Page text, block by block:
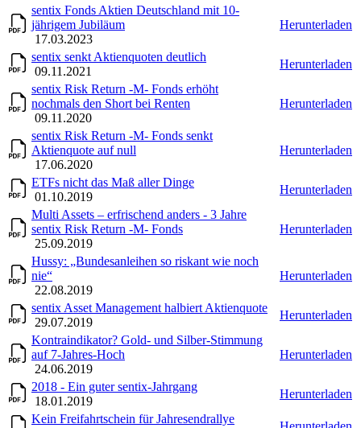
sentix Fonds Aktien Deutschland mit 10-
jährigem Jubiläum
17.03.2023
Herunterladen
sentix senkt Aktienquoten deutlich
09.11.2021
Herunterladen
sentix Risk Return -M- Fonds erhöht
nochmals den Short bei Renten
09.11.2020
Herunterladen
sentix Risk Return -M- Fonds senkt
Aktienquote auf null
17.06.2020
Herunterladen
ETFs nicht das Maß aller Dinge
01.10.2019
Herunterladen
Multi Assets – erfrischend anders - 3 Jahre
sentix Risk Return -M- Fonds
25.09.2019
Herunterladen
Hussy: „Bundesanleihen so riskant wie noch
nie“
22.08.2019
Herunterladen
sentix Asset Management halbiert Aktienquote
29.07.2019
Herunterladen
Kontraindikator? Gold- und Silber-Stimmung
auf 7-Jahres-Hoch
24.06.2019
Herunterladen
2018 - Ein guter sentix-Jahrgang
18.01.2019
Herunterladen
Kein Freifahrtschein für Jahresendrallye